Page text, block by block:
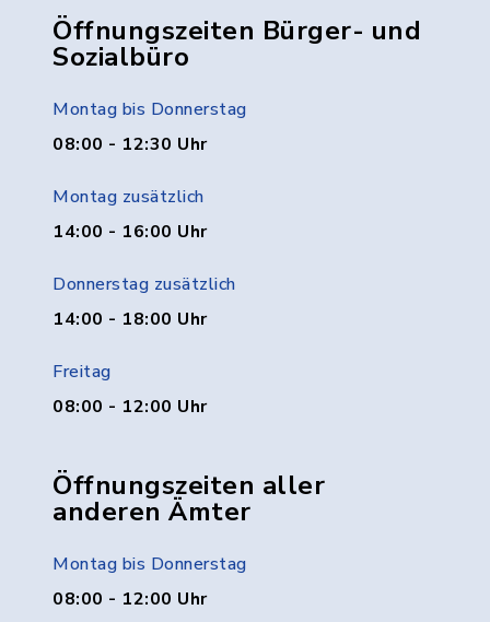
Öffnungszeiten Bürger- und
Sozialbüro
Montag bis Donnerstag
08:00 - 12:30 Uhr
Montag zusätzlich
14:00 - 16:00 Uhr
Donnerstag zusätzlich
14:00 - 18:00 Uhr
Freitag
08:00 - 12:00 Uhr
Öffnungszeiten aller
anderen Ämter
Montag bis Donnerstag
08:00 - 12:00 Uhr